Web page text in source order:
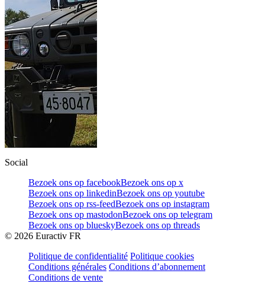
Social
Bezoek ons op facebookBezoek ons op x
Bezoek ons op linkedinBezoek ons op youtube
Bezoek ons op rss-feedBezoek ons op instagram
Bezoek ons op mastodonBezoek ons op telegram
Bezoek ons op blueskyBezoek ons op threads
© 2026 Euractiv FR
Politique de confidentialité Politique cookies
Conditions générales Conditions d’abonnement
Conditions de vente